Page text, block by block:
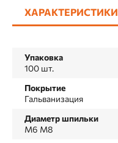
ХАРАКТЕРИСТИКИ
Упаковка
100 шт.
Покрытие
Гальванизация
Диаметр шпильки
М6 М8